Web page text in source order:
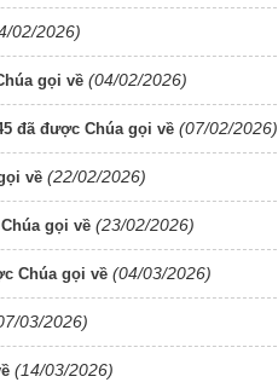
02/2026)
gọi về (04/02/2026)
đã được Chúa gọi về (07/02/2026)
về (22/02/2026)
gọi về (23/02/2026)
Chúa gọi về (04/03/2026)
03/2026)
(14/03/2026)